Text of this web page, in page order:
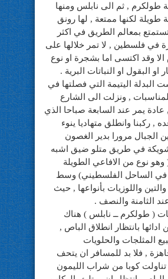
طولكرم , ثم الى نابلس ومنها
طويلة لكنها ممتعة , لها رونق
بمعالم الطريق في اكثر
في فلسطين , لا تمر خلالها على
وقد اكتسى اما بشجرة او نوع
او البقول او النباتات البرية .
البدلة اليتيمة التي فصلتها في
, ونزلت الى الشارع
عادة يمر عند السابعة صباحا الذي
ركبنا وانطلق متهاديا ينوء
الجبال مرورا بدير الغصون
في طريق متلو ضيق اشبه
( وهو نوع من الافاعي الطويلة
في الساحل الفلسطيني) وسط
واللوزيات بأنواعها , حيث
الثامنة والنصف .
( طولكرم ــ نابلس ) هناك
بانتظار انطلاق الباص ,
المثلجات والحلويات
, فلا بد للمسافر ان يتحف
تناولت كوبا من شراب الليمون